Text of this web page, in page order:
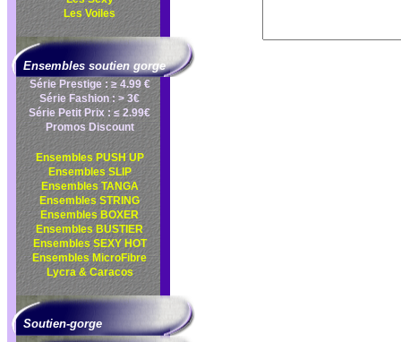
Les Voiles
Ensembles soutien gorge
Série Prestige : ≥ 4.99 €
Série Fashion : > 3€
Série Petit Prix : ≤ 2.99€
Promos Discount
Ensembles PUSH UP
Ensembles SLIP
Ensembles TANGA
Ensembles STRING
Ensembles BOXER
Ensembles BUSTIER
Ensembles SEXY HOT
Ensembles MicroFibre
Lycra & Caracos
Soutien-gorge